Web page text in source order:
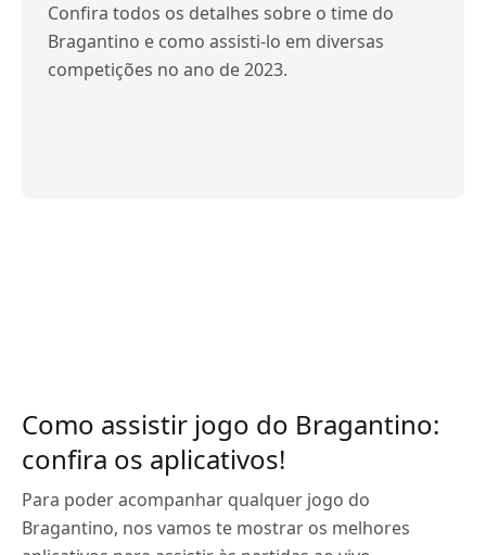
Confira todos os detalhes sobre o time do
Bragantino e como assisti-lo em diversas
competições no ano de 2023.
Como assistir jogo do Bragantino:
confira os aplicativos!
Para poder acompanhar qualquer jogo do
Bragantino, nos vamos te mostrar os melhores